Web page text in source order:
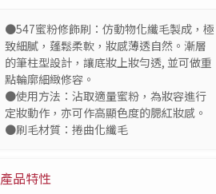
●547蜜粉修飾刷：仿動物化纖毛製成，極
致細膩，蓬鬆柔軟，妝感薄透自然。漸層
的筆柱型設計，讓底妝上妝勻透, 並可做重
點輪廓細緻修容。
●使用方法：沾取適量蜜粉，為妝容進行
定妝動作，亦可作高顯色度的腮紅妝感。
●刷毛材質：捲曲化纖毛
產品特性